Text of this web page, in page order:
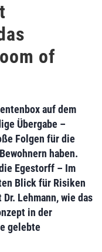
of
auf dem
Übergabe –
Folgen für die
haben.
Egestorff – Im
Blick für Risiken
Lehmann, wie das
in der
gelebte